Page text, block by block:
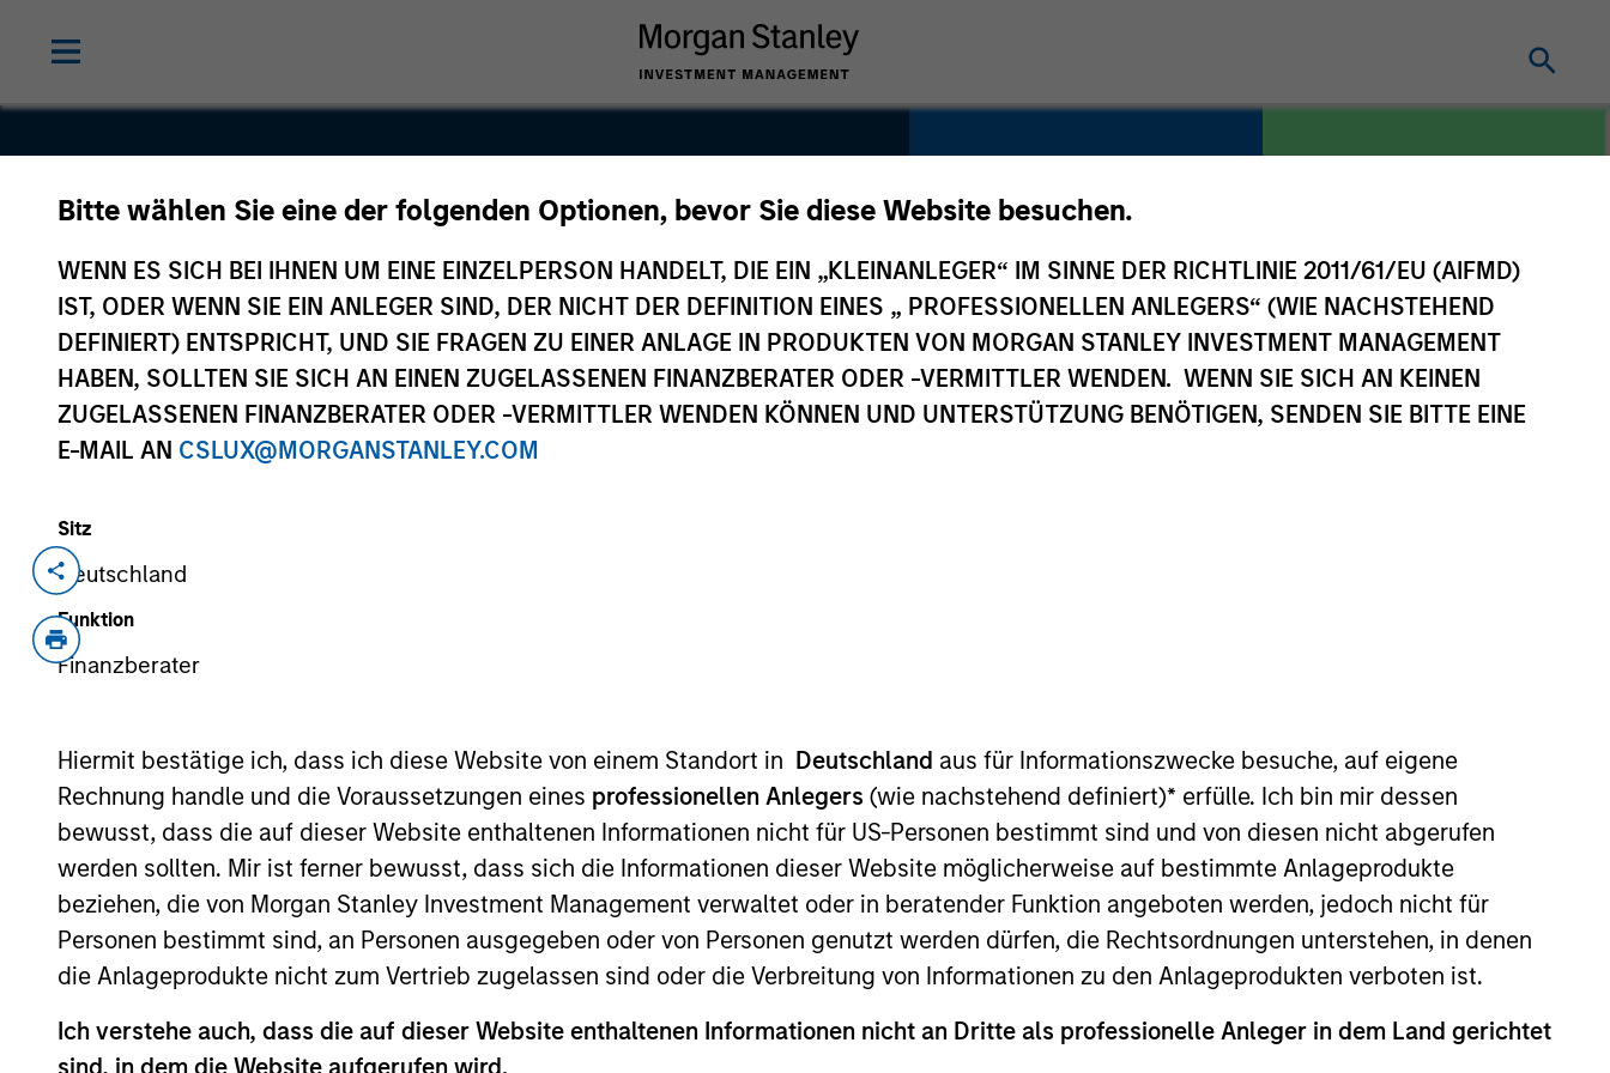
Bitte wählen Sie eine der folgenden Optionen, bevor Sie diese Website besuchen.
WENN ES SICH BEI IHNEN UM EINE EINZELPERSON HANDELT, DIE EIN „KLEINANLEGER“ IM SINNE DER RICHTLINIE 2011/61/EU (AIFMD)
IST, ODER WENN SIE EIN ANLEGER SIND, DER NICHT DER DEFINITION EINES „ PROFESSIONELLEN ANLEGERS“ (WIE NACHSTEHEND
DEFINIERT) ENTSPRICHT, UND SIE FRAGEN ZU EINER ANLAGE IN PRODUKTEN VON MORGAN STANLEY INVESTMENT MANAGEMENT
HABEN, SOLLTEN SIE SICH AN EINEN ZUGELASSENEN FINANZBERATER ODER -VERMITTLER WENDEN. WENN SIE SICH AN KEINEN
ZUGELASSENEN FINANZBERATER ODER -VERMITTLER WENDEN KÖNNEN UND UNTERSTÜTZUNG BENÖTIGEN, SENDEN SIE BITTE EINE
E-MAIL AN CSLUX@MORGANSTANLEY.COM
Sitz
Deutschland
Funktion
Finanzberater
Hiermit bestätige ich, dass ich diese Website von einem Standort in Deutschland aus für Informationszwecke besuche, auf eigene
Rechnung handle und die Voraussetzungen eines professionellen Anlegers (wie nachstehend definiert)* erfülle. Ich bin mir dessen
bewusst, dass die auf dieser Website enthaltenen Informationen nicht für US-Personen bestimmt sind und von diesen nicht abgerufen
werden sollten. Mir ist ferner bewusst, dass sich die Informationen dieser Website möglicherweise auf bestimmte Anlageprodukte
beziehen, die von Morgan Stanley Investment Management verwaltet oder in beratender Funktion angeboten werden, jedoch nicht für
Personen bestimmt sind, an Personen ausgegeben oder von Personen genutzt werden dürfen, die Rechtsordnungen unterstehen, in denen
die Anlageprodukte nicht zum Vertrieb zugelassen sind oder die Verbreitung von Informationen zu den Anlageprodukten verboten ist.
Ich verstehe auch, dass die auf dieser Website enthaltenen Informationen nicht an Dritte als professionelle Anleger in dem Land gerichtet
sind, in dem die Website aufgerufen wird.
Dodge Group SECTOR
Technology
COUNTRY
United States
Invested on
As of July 25, 2025. The above is provided for informational and educational purposes only. There is no guarantee that the investment mentioned
resulted in positive performance (for realized holdings), or will perform well in the future (for current holdings). The trademarks and service marks
above are the property of their respective owners. The information on this website has not been authorized, sponsored, or otherwise approved by
such owners. By clicking on any links shown here, you agree that you are navigating to a third party site. We are providing these hyperlinks to you
only as a convenience and the inclusion of any hyperlink is not and does not imply any endorsement, approval, investigation, verification or
monitoring by us of any information contained in any hyperlinked site. In no event shall we be responsible for the information contained on the site
or your use of such site.
Morgan Stanley